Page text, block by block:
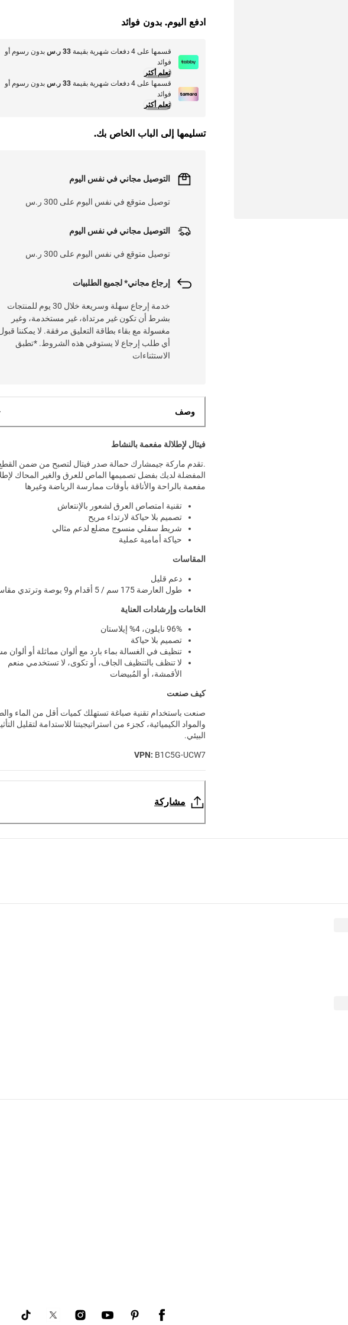
ادفع اليوم. بدون فوائد
قسمها على 4 دفعات شهرية بقيمة 33 ر.س
بدون رسوم أو
فوائد
تعلم أكثر
قسمها على 4 دفعات شهرية بقيمة
33 ر.س
بدون رسوم أو
فوائد
تعلم أكثر
تسليمها إلى الباب الخاص بك.
التوصيل مجاني في نفس اليوم
توصيل متوقع في نفس اليوم على 300 ر.س
التوصيل مجاني في نفس اليوم
توصيل متوقع في نفس اليوم على 300 ر.س
إرجاع مجاني* لجميع الطلبيات
خدمة إرجاع سهلة وسريعة خلال 30 يوم للمنتجات
بشرط أن تكون غير مرتداة، غير مستخدمة، وغير
مغسولة مع بقاء بطاقة التعليق مرفقة. لا يمكننا
أي طلب إرجاع لا يستوفي هذه الشروط. *تطبق
الاستثناءات
وصف
فيتال لإطلالة مفعمة بالنشاط
.تقدم ماركة جيمشارك حمالة صدر فيتال لتصبح من ضمن
المفضلة لديك بفضل تصميمها الماص للعرق والغير المحاك
مفعمة بالراحة والأناقة بأوقات ممارسة الرياضة وغيرها
تقنية امتصاص العرق لشعور بالإنتعاش
تصميم بلا حياكة لارتداء مريح
شريط سفلي منسوج مضلع لدعم مثالي
حياكة أمامية عملية
المقاسات
دعم قليل
طول العارضة 175 سم / 5 أقدام و9 بوصة وترتدي مقاس S
الخامات وإرشادات العناية
96% نايلون، 4% إيلاستان
تصميم بلا حياكة
تنظيف في الغسالة بماء بارد مع ألوان مماثلة أو ألوان
لا تنظف بالتنظيف الجاف، أو تكوى، لا تستخدمي منعم
الأقمشة، أو المُبيضات
كيف صنعت
صنعت باستخدام تقنية صباغة تستهلك كميات أقل من الماء
والمواد الكيميائية، كجزء من استراتيجيتنا للاستدامة لتقليل
البيئي.
VPN: B1C5G-UCW7
مشاركة